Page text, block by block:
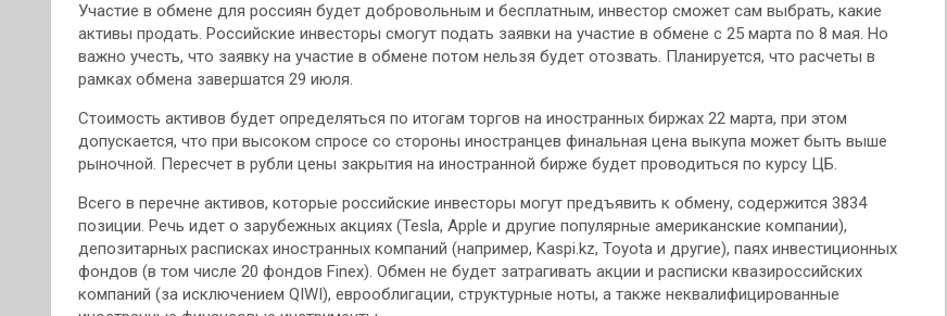
Участие в обмене для россиян будет добровольным и бесплатным, инвестор сможет сам выбрать, какие
активы продать. Российские инвесторы смогут подать заявки на участие в обмене с 25 марта по 8 мая. Но
важно учесть, что заявку на участие в обмене потом нельзя будет отозвать. Планируется, что расчеты в
рамках обмена завершатся 29 июля.
Стоимость активов будет определяться по итогам торгов на иностранных биржах 22 марта, при этом
допускается, что при высоком спросе со стороны иностранцев финальная цена выкупа может быть выше
рыночной. Пересчет в рубли цены закрытия на иностранной бирже будет проводиться по курсу ЦБ.
Всего в перечне активов, которые российские инвесторы могут предъявить к обмену, содержится 3834
позиции. Речь идет о зарубежных акциях (Tesla, Apple и другие популярные американские компании),
депозитарных расписках иностранных компаний (например, Kaspi.kz, Toyota и другие), паях инвестиционных
фондов (в том числе 20 фондов Finex). Обмен не будет затрагивать акции и расписки квазироссийских
компаний (за исключением QIWI), еврооблигации, структурные ноты, а также неквалифицированные